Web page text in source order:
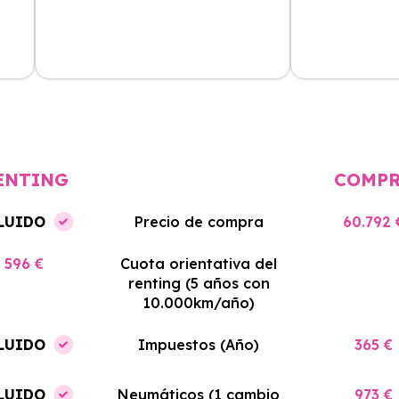
Precio de compra 60.792
596 €
Cuota orientativa del
renting (5 años con
10.000km/año)
Impuestos (Año) 365 €
Neumáticos (1 cambio
973 €